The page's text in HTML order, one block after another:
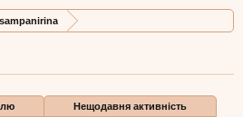
sampanirina
0
Бали
0
Нещодавня активність